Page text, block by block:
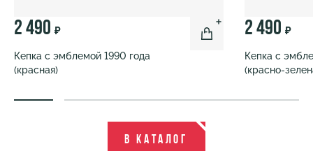
2 490 ₽
Кепка с эмблемой 1990 года
(красная)
2 490 ₽
Кепка с
(красно-
В каталог